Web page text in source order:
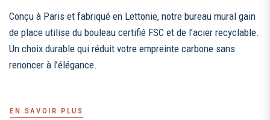
Conçu à Paris et fabriqué en Lettonie, notre bureau mural gain
de place utilise du bouleau certifié FSC et de l’acier recyclable.
Un choix durable qui réduit votre empreinte carbone sans
renoncer à l’élégance.
EN SAVOIR PLUS